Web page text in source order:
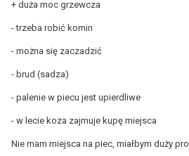
+ duża moc grzewcza
- trzeba robić komin
- można się zaczadzić
- brud (sadza)
- palenie w piecu jest upierdliwe
- w lecie koza zajmuje kupę miejsca
Nie mam miejsca na piec, miałbym duży